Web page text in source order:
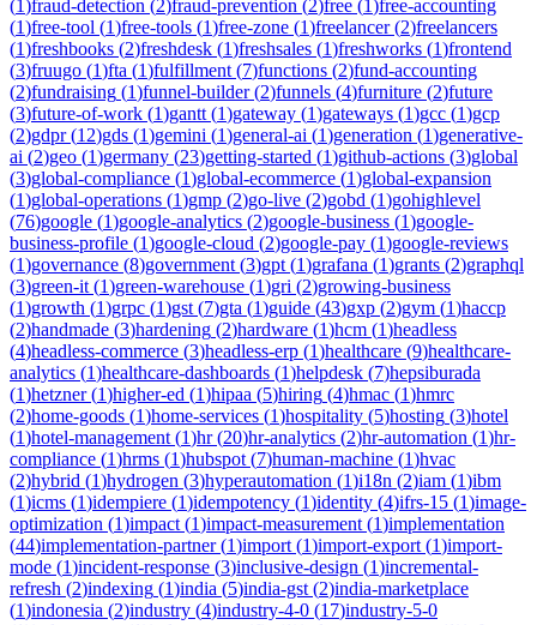
(1)fraud-detection (2)fraud-prevention (2)free (1)free-accounting
(1)free-tool (1)free-tools (1)free-zone (1)freelancer(2)freelancers
(1)freshbooks (2)freshdesk (1)freshsales (1)freshworks (1)frontend
(3)fruugo (1)fta (1)fulfillment (7)functions (2)fund-accounting
(2)fundraising (1)funnel-builder(2)funnels (4)furniture (2)future
(3)future-of-work (1)gantt (1)gateway (1)gateways (1)gcc (1)gcp
(2)gdpr(12)gds (1)gemini (1)general-ai (1)generation (1)generative-
ai (2)geo (1)germany (23)getting-started (1)github-actions (3)global
(3)global-compliance (1)global-ecommerce (1)global-expansion
(1)global-operations (1)gmp (2)go-live (2)gobd (1)gohighlevel
(76)google (1)google-analytics (2)google-business (1)google-
business-profile (1)google-cloud (2)google-pay (1)google-reviews
(1)governance (8)government (3)gpt (1)grafana (1)grants (2)graphql
(3)green-it (1)green-warehouse (1)gri (2)growing-business
(1)growth (1)grpc (1)gst (7)gta (1)guide (43)gxp (2)gym (1)haccp
(2)handmade (3)hardening (2)hardware (1)hcm (1)headless
(4)headless-commerce (3)headless-erp (1)healthcare (9)healthcare-
analytics (1)healthcare-dashboards (1)helpdesk (7)hepsiburada
(1)hetzner(1)higher-ed (1)hipaa (5)hiring (4)hmac (1)hmrc
(2)home-goods (1)home-services (1)hospitality (5)hosting (3)hotel
(1)hotel-management (1)hr(20)hr-analytics (2)hr-automation (1)hr-
compliance (1)hrms (1)hubspot (7)human-machine (1)hvac
(2)hybrid (1)hydrogen (3)hyperautomation (1)i18n (2)iam (1)ibm
(1)icms (1)idempiere (1)idempotency (1)identity (4)ifrs-15 (1)image-
optimization (1)impact (1)impact-measurement (1)implementation
(44)implementation-partner(1)import (1)import-export (1)import-
mode (1)incident-response (3)inclusive-design (1)incremental-
refresh (2)indexing (1)india (5)india-gst (2)india-marketplace
(1)indonesia (2)industry (4)industry-4-0 (17)industry-5-0